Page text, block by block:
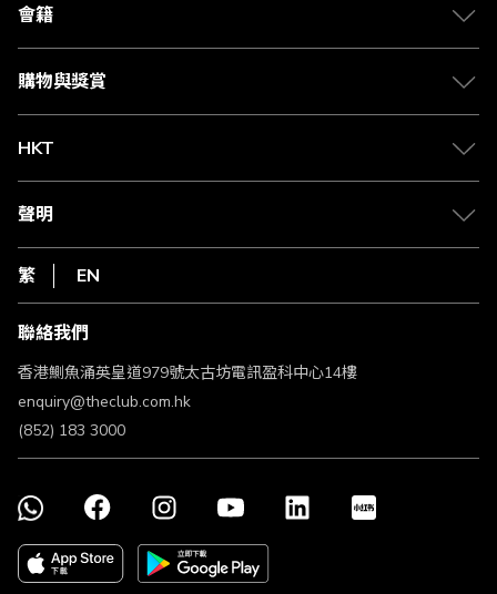
合作夥伴
媒體中心
會籍
會籍及專屬禮遇
賺取積分
購物與獎賞
物流與配送
Club Shopping 商品領取站
常見問題
HKT
csl.
1010
HKT
聲明
私隱聲明
使用條款
條款及細則
不歧視及不騷擾聲明
認可牌照及通告
繁 EN
聯絡我們
香港鰂魚涌英皇道979號太古坊電訊盈科中心14樓
enquiry@theclub.com.hk
(852) 183 3000